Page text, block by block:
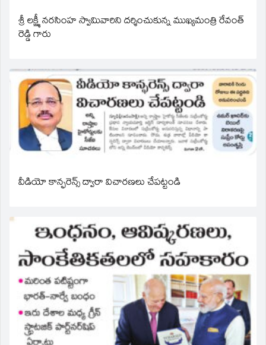
శ్రీ లక్ష్మీ నరసింహ స్వామివారిని దర్శించుకున్న ముఖ్యమంత్రి రేవంత్
రెడ్డి గారు
వీడియో కాన్ఫరెన్స్ ద్వారా విచారణలు చేపట్టండి